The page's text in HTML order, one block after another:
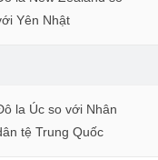
Yên Nhật
la Úc so với Nhân
tệ Trung Quốc